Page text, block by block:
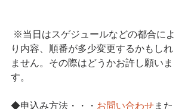
り内容、順番が多少変更するかもしれ
ません。その際はどうかお許し願いま
す。
◆申込み方法・・・ お問い合わせまた